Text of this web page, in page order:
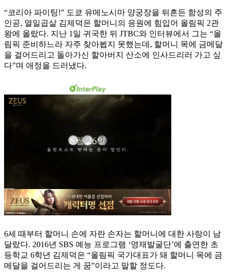
“코리아 파이팅!” 도쿄 유메노시마 양궁장을 뒤흔든 함성의 주
인공, 열일곱살 김제덕은 할머니의 응원에 힘입어 올림픽 2관
왕에 올랐다. 지난 1일 귀국한 뒤 JTBC와 인터뷰에서 그는 “올
림픽 준비하느라 자주 찾아뵙지 못했는데, 할머니 목에 금메달
을 걸어드리고 돌아가신 할아버지 산소에 인사드리러 가고 싶
다”며 애정을 드러냈다.
6세 때부터 할머니 손에 자란 손자는 할머니에 대한 사랑이 남
달랐다. 2016년 SBS 예능 프로그램 ‘영재발굴단’에 출연한 초
등학교 6학년 김제덕은 “올림픽 국가대표가 돼 할머니 목에 금
메달을 걸어드리는 게 꿈”이라고 말할 정도다.